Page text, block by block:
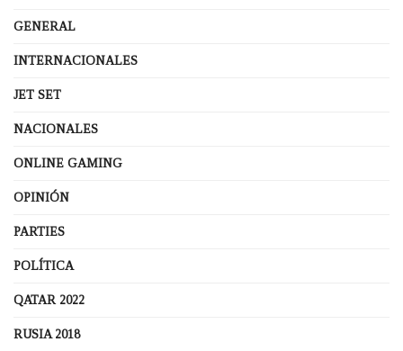
GENERAL
INTERNACIONALES
JET SET
NACIONALES
ONLINE GAMING
OPINIÓN
PARTIES
POLÍTICA
QATAR 2022
RUSIA 2018